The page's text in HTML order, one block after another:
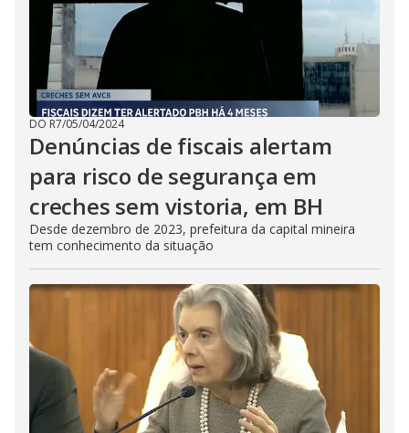
DO R7/05/04/2024
Denúncias de fiscais alertam
para risco de segurança em
creches sem vistoria, em BH
Desde dezembro de 2023, prefeitura da capital mineira
tem conhecimento da situação